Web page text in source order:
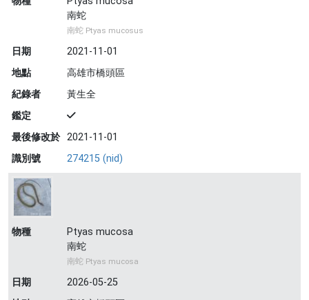
南蛇
南蛇 Ptyas mucosus
日期
2021-11-01
地點
高雄市橋頭區
紀錄者
黃生全
鑑定
最後修改於 2021-11-01
識別號
274215 (nid)
物種
Ptyas mucosa
南蛇
南蛇 Ptyas mucosa
日期
2026-05-25